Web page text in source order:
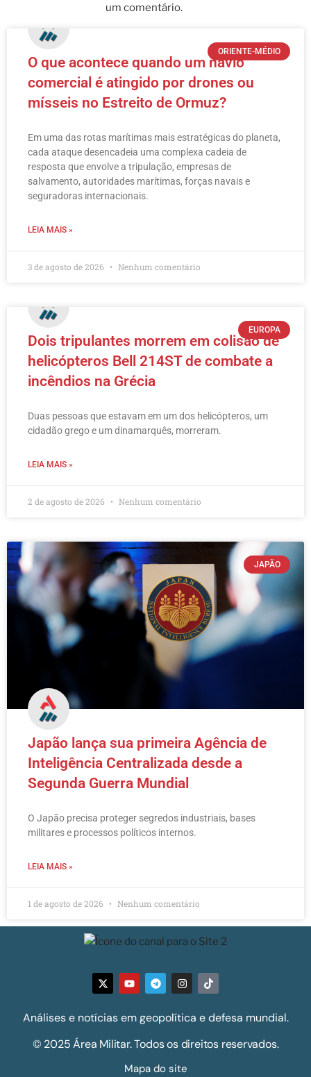
um comentário.
ORIENTE-MÉDIO
O que acontece quando um navio
comercial é atingido por drones ou
mísseis no Estreito de Ormuz?
Em uma das rotas marítimas mais estratégicas do planeta,
cada ataque desencadeia uma complexa cadeia de
resposta que envolve a tripulação, empresas de
salvamento, autoridades marítimas, forças navais e
seguradoras internacionais.
LEIA MAIS »
3 de agosto de 2026 Nenhum comentário
EUROPA
Dois tripulantes morrem em colisão de
helicópteros Bell 214ST de combate a
incêndios na Grécia
Duas pessoas que estavam em um dos helicópteros, um
cidadão grego e um dinamarquês, morreram.
LEIA MAIS »
2 de agosto de 2026 Nenhum comentário
JAPÃO
Japão lança sua primeira Agência de
Inteligência Centralizada desde a
Segunda Guerra Mundial
O Japão precisa proteger segredos industriais, bases
militares e processos políticos internos.
LEIA MAIS »
1 de agosto de 2026 Nenhum comentário
Análises e notícias em geopolítica e defesa mundial.
© 2025 Área Militar. Todos os direitos reservados.
Mapa do site